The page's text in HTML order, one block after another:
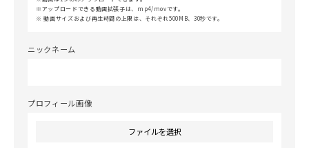
アップロードできる動画拡張子は、mp4/movです。
動画サイズおよび再生時間の上限は、それぞれ500MB、30秒です。
ニックネーム
プロフィール画像
ファイルを選択